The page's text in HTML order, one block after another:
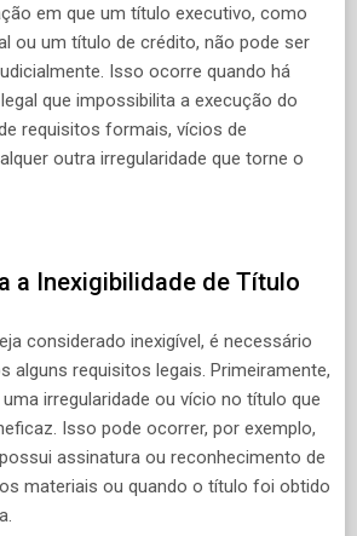
em que um título executivo, como
ou um título de crédito, não pode ser
Isso ocorre quando há
que impossibilita a execução do
requisitos formais, vícios de
outra irregularidade que torne o
a Inexigibilidade de Título
considerado inexigível, é necessário
alguns requisitos legais. Primeiramente,
irregularidade ou vício no título que
Isso pode ocorrer, por exemplo,
assinatura ou reconhecimento de
materiais ou quando o título foi obtido